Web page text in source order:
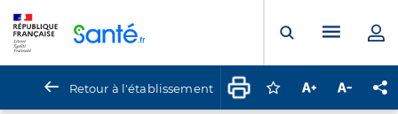
Ouvrir laMenu
Retour à l'établissement Connectez-vous
Augmenter la